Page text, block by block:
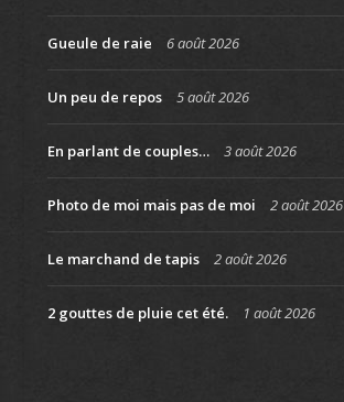
Gueule de raie 6 août 2026
Un peu de repos 5 août 2026
En parlant de couples… 3 août 2026
Photo de moi mais pas de moi 2 août 2026
Le marchand de tapis 2 août 2026
2 gouttes de pluie cet été. 1 août 2026